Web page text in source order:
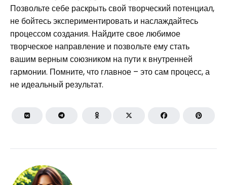
Позвольте себе раскрыть свой творческий потенциал,
не бойтесь экспериментировать и наслаждайтесь
процессом создания. Найдите свое любимое
творческое направление и позвольте ему стать
вашим верным союзником на пути к внутренней
гармонии. Помните, что главное – это сам процесс, а
не идеальный результат.